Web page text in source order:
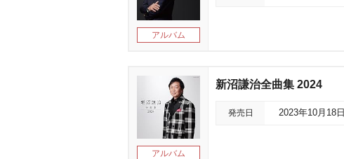
アルバム
アルバム
新沼謙治全曲集 2024
発売日 2023年10月18日